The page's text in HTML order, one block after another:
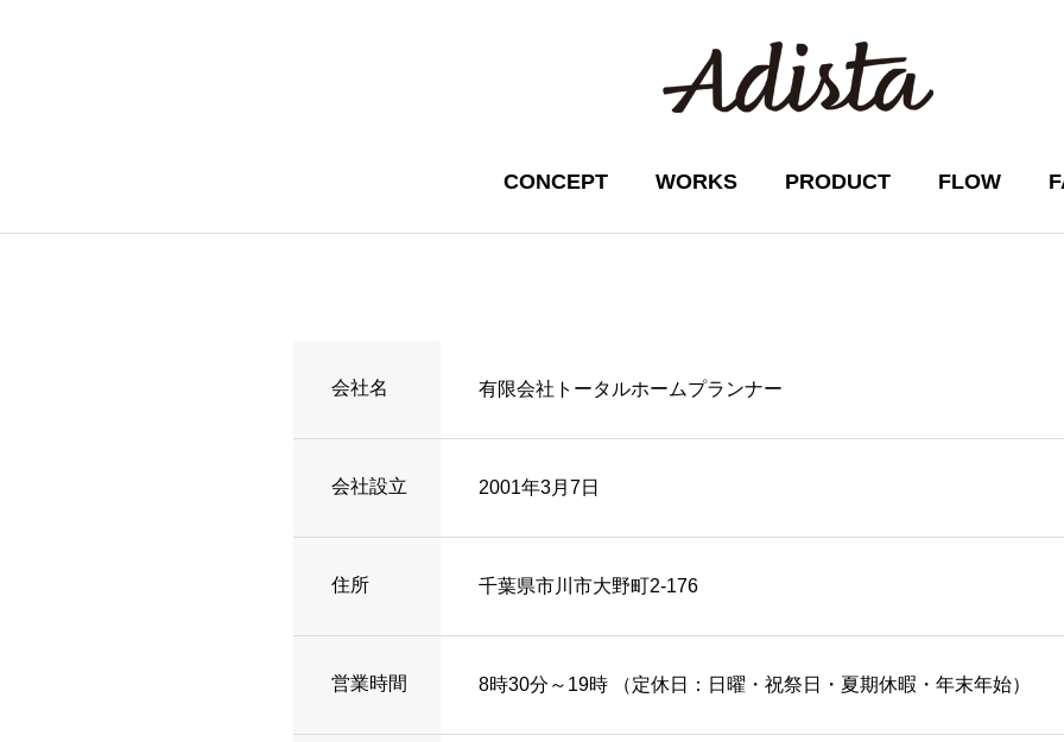
CONCEPT WORKS PRODUCT FLOW
会社名 有限会社トータルホームプランナー
会社設立 2001年3月7日
住所 千葉県市川市大野町2-176
営業時間 8時30分～19時 （定休日：日曜・祝祭日・夏期休暇・年末年始）